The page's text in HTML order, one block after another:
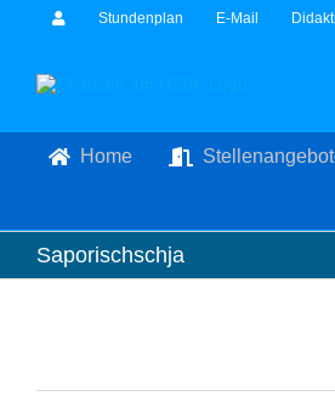
Stundenplan E-Mail
Home
Saporischschja